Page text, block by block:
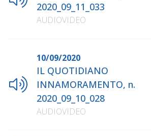
2020_09_11_033
AUDIOVIDEO
10/09/2020
IL QUOTIDIANO
INNAMORAMENTO, n.
2020_09_10_028
AUDIOVIDEO